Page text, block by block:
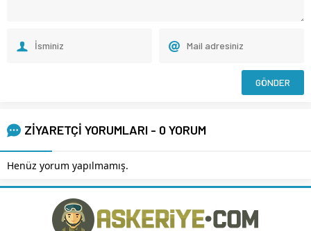
ZİYARETÇİ YORUMLARI - 0 YORUM
Henüz yorum yapılmamış.